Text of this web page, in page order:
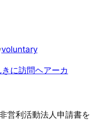
voluntary
に訪問ヘアーカ
営利活動法人申請書を